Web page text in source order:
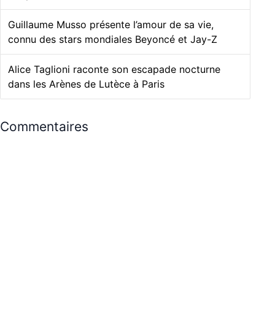
Guillaume Musso présente l’amour de sa vie,
connu des stars mondiales Beyoncé et Jay-Z
Alice Taglioni raconte son escapade nocturne
dans les Arènes de Lutèce à Paris
Commentaires